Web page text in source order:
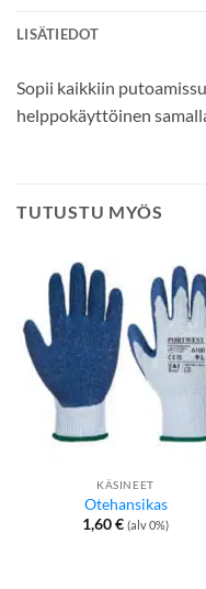
LISÄTIEDOT
Sopii kaikkiin
helppokäyttöinen
TUTUSTU MYÖS
KÄSINEET
Otehansikas
1,60€ (alv 0%)